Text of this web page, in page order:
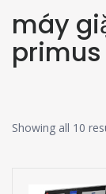
máy
primus
Showing all 10